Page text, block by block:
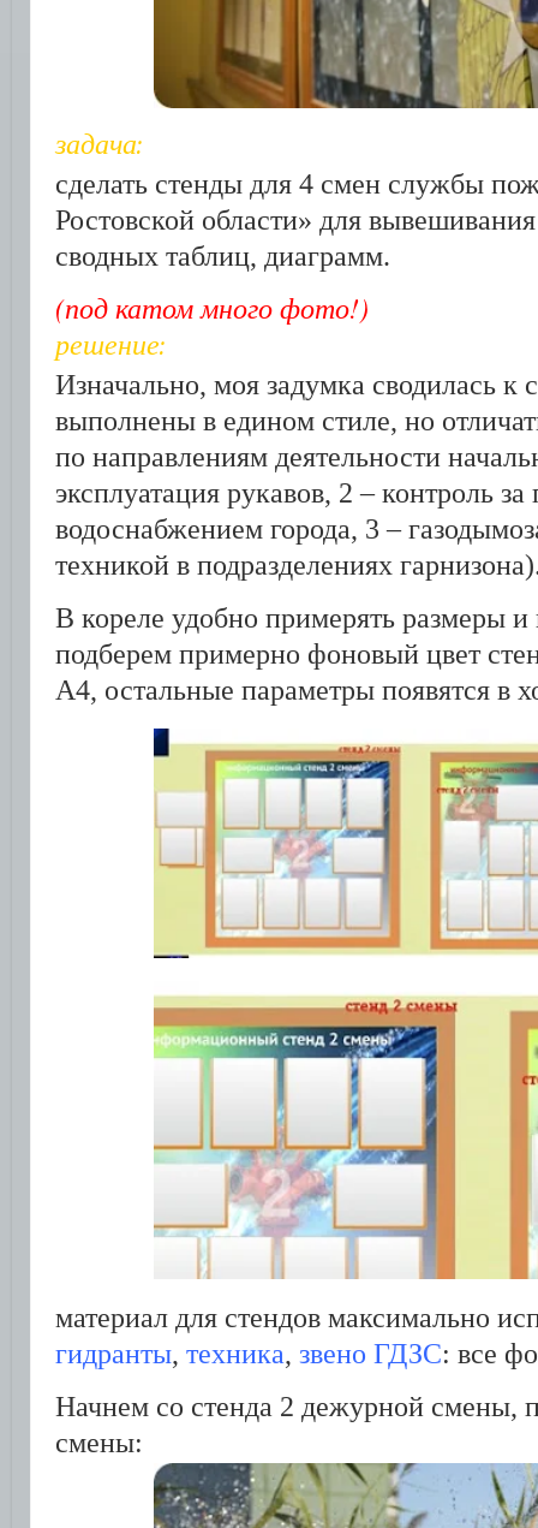
задача:
сделать стенды для 4 смен службы
Ростовской области» для
сводных таблиц, диаграмм.
(под катом много фото!)
решение:
Изначально, моя задумка сводилась
выполнены в едином стиле, но
по направлениям деятельности
эксплуатация рукавов, 2 – контроль
водоснабжением города, 3 –
техникой в подразделениях
В кореле удобно примерять размеры
подберем примерно фоновый цвет
А4, остальные параметры появятся в
материал для стендов максимально
гидранты, техника, звено ГДЗС: все
Начнем со стенда 2 дежурной смены,
смены: